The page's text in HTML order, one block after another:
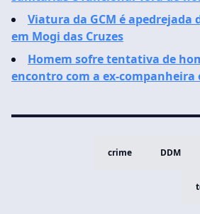
Viatura da GCM é
em Mogi das Cruzes
Homem sofre tentativa de
encontro com a ex-companheira
crime DDM